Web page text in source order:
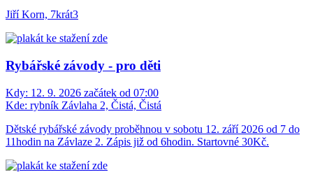
Jiří Korn, 7krát3
Rybářské závody - pro děti
Kdy: 12. 9. 2026 začátek od 07:00
Kde: rybník Závlaha 2, Čistá, Čistá
Dětské rybářské závody proběhnou v sobotu 12. září 2026 od 7 do
11hodin na Závlaze 2. Zápis již od 6hodin. Startovné 30Kč.